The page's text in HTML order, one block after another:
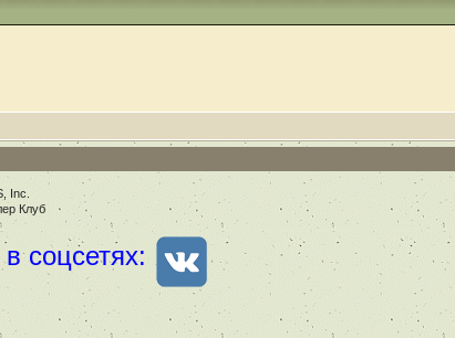
Inc
Клуб
соцсетях: